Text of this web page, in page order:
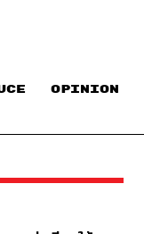
OPINION